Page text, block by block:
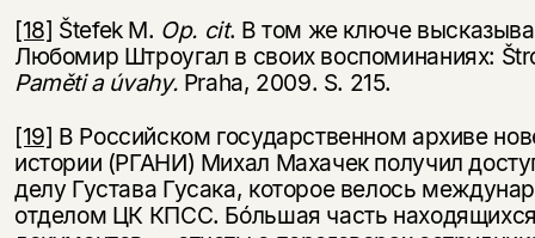
[18] Štefek M. Op. cit. В том же ключе
Любомир Штроугал в своих воспоминаниях:
Paměti a úvahy. Praha, 2009. S. 215.
[19] В Российском государственном архиве
истории (РГАНИ) Михал Махачек получил
делу Густава Гусака, которое велось
отделом ЦК КПСС. Бóльшая часть